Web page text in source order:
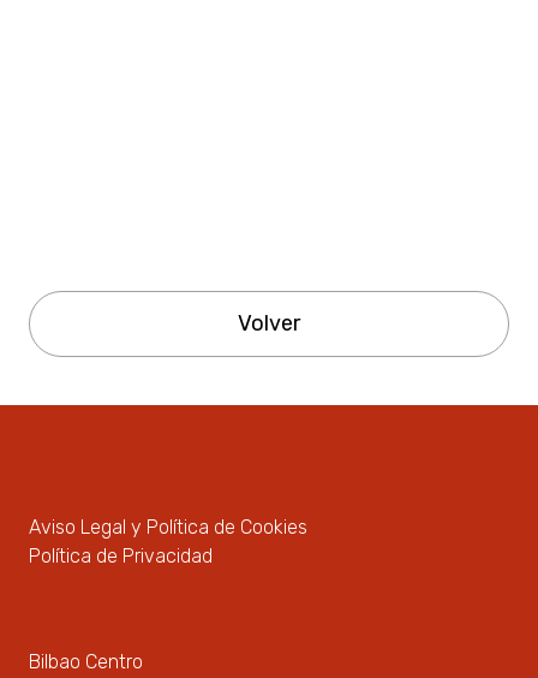
Volver
Aviso Legal y Política de Cookies
Política de Privacidad
Bilbao Centro